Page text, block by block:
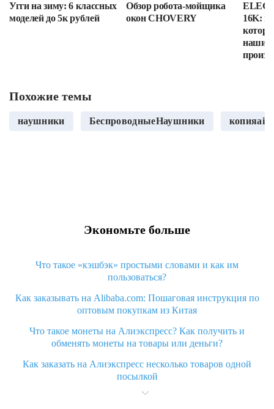
Угги на зиму: 6 классных
моделей до 5к рублей
Обзор робота-мойщика
окон CHOVERY
16K:
наши
Похожие темы
наушники БеспроводныеНаушники
Экономьте больше
Что такое «кэшбэк» простыми словами и как им
пользоваться?
Как заказывать на Alibaba.com: Пошаговая инструкция по
оптовым покупкам из Китая
Что такое монеты на Алиэкспресс? Как получить и
обменять монеты на товары или деньги?
Как заказать на Алиэкспресс несколько товаров одной
посылкой
Что значит статус «Заказ закрыт» на Алиэкспресс и что